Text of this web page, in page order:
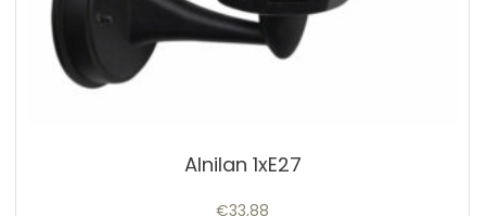
Alnilan 1xE27
€33,88